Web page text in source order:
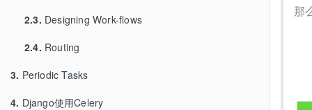
2.3. Designing Work-flows
2.4. Routing
3. Periodic Tasks
4. Django使用Celery
那